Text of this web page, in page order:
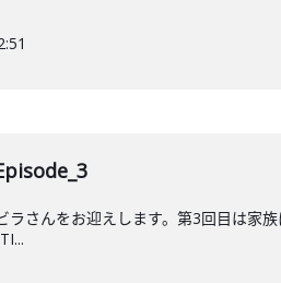
さんをお迎えします。第3回目は家